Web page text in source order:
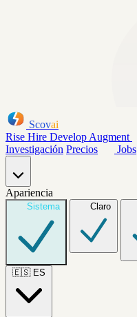
Scovai
Rise Hire Develop Augment
Investigación Precios Jobs
Apariencia
Sistema Claro
🇪🇸 ES